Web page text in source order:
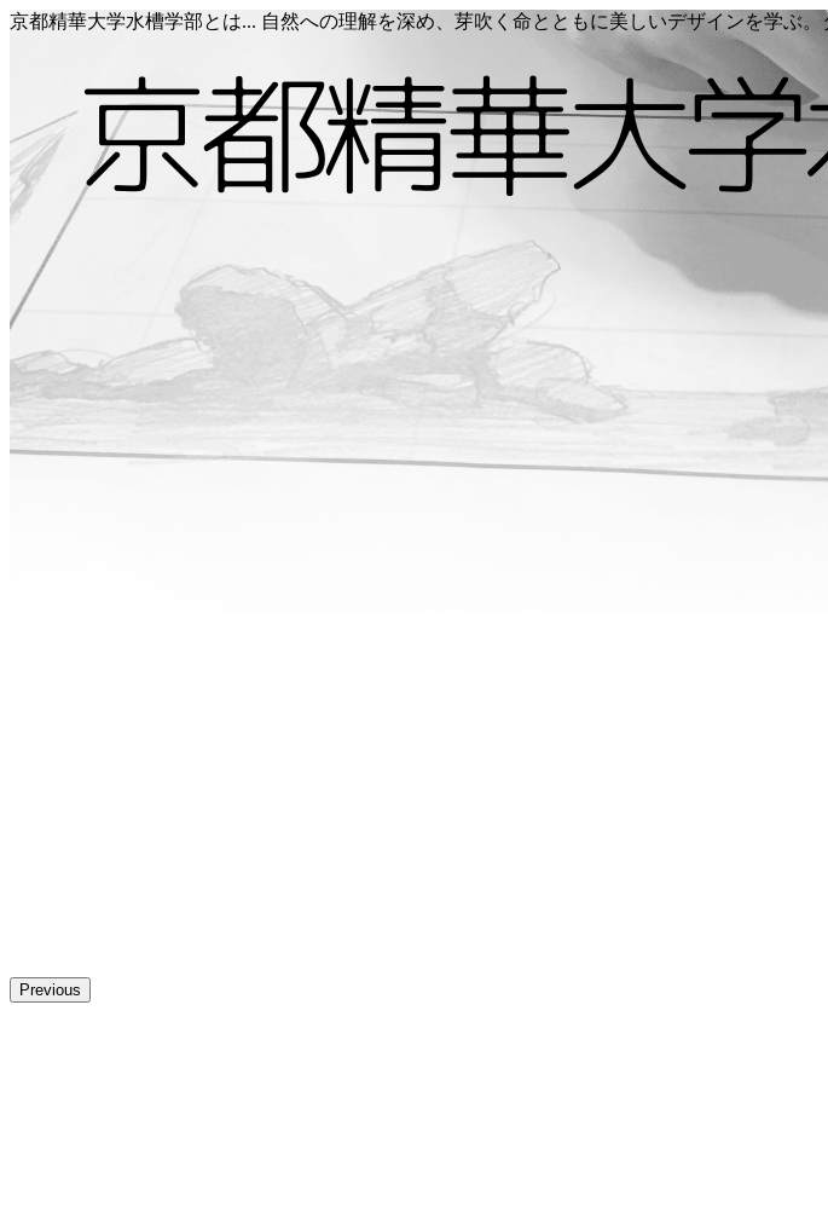
京都精華大学水槽学部とは... 自然への理解を深め、芽吹く命とともに美しいデザインを学ぶ
Previous